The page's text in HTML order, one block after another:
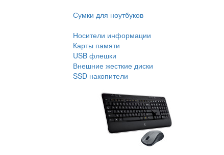
Сумки для ноутбуков
Носители информации
Карты памяти
USB флешки
Внешние жесткие диски
SSD накопители